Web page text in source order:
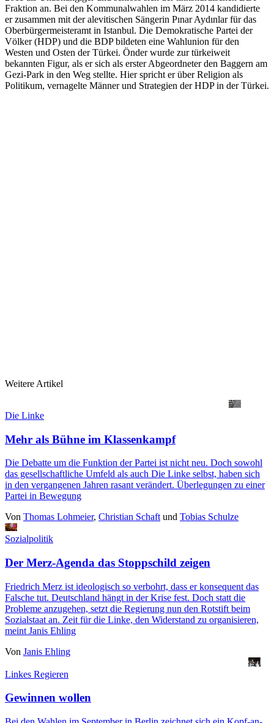
Fraktion an. Bei den Kommunalwahlen im März 2014 kandidierte
er zusammen mit der alevitischen Sängerin Pınar Aydınlar für das
Oberbürgermeisteramt in Istanbul. Die Demokratische Partei der
Völker (HDP) und die BDP bildeten eine Wahlunion für den
Westen und Osten der Türkei. Önder wurde zur türkeiweit
bekannten Figur, als er sich als erster Abgeordneter den Baggern am
Gezi-Park in den Weg stellte. Hier spricht er über Religion als
Politikum, vernagelte Männer und Strategien der HDP in der Türkei.
Weitere Artikel
Die Linke
Mehr als Bühne im Klassenkampf
Die Debatte um die Funktion der Partei ist nicht neu. Doch sowohl
das gesellschaftliche Umfeld als auch Die Linke selbst, haben sich
in den vergangenen Jahren rasant verändert. Überlegungen zu einer
Partei in Bewegung
Von Thomas Lohmeier, Christian Schaft und Tobias Schulze
Sozialpolitik
Der Merz-Agenda das Stoppschild zeigen
Friedrich Merz ist ideologisch so verbohrt, dass er konsequent das
Falsche tut. Deutschland hängt in der Krise fest. Doch statt die
Probleme anzugehen, setzt die Regierung nun den Rotstift beim
Sozialstaat an. Zeit für die Linke, den Widerstand zu organisieren,
meint Janis Ehling
Von Janis Ehling
Linkes Regieren
Gewinnen wollen